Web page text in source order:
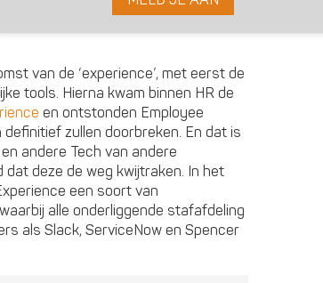
en duurzame inzetbaarheid zijn
van de ‘experience’, met eerst de
tools. Hierna kwam binnen HR de
en ontstonden Employee
zullen doorbreken. En dat is
andere Tech van andere
deze de weg kwijtraken. In het
een soort van
alle onderliggende stafafdeling
als Slack, ServiceNow en Spencer